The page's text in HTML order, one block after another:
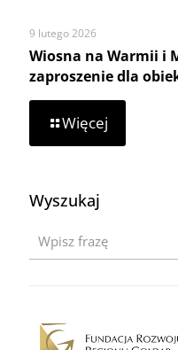
9 lutego 2026
Wiosna na Warmii i
zaproszenie dla
Więcej
Wiosna
–
Wyszukaj